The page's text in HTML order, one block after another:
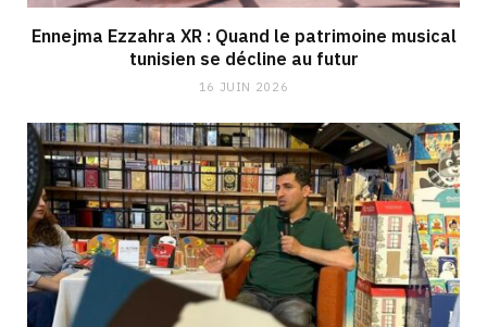
Ennejma Ezzahra XR : Quand le patrimoine musical
tunisien se décline au futur
16 JUIN 2026